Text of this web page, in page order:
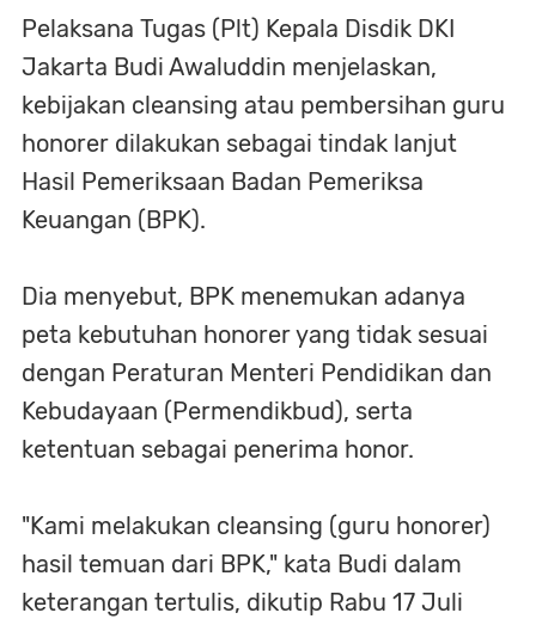
Pelaksana Tugas (Plt) Kepala Disdik DKI
Jakarta Budi Awaluddin menjelaskan,
kebijakan cleansing atau pembersihan guru
honorer dilakukan sebagai tindak lanjut
Hasil Pemeriksaan Badan Pemeriksa
Keuangan (BPK).
Dia menyebut, BPK menemukan adanya
peta kebutuhan honorer yang tidak sesuai
dengan Peraturan Menteri Pendidikan dan
Kebudayaan (Permendikbud), serta
ketentuan sebagai penerima honor.
"Kami melakukan cleansing (guru honorer)
hasil temuan dari BPK," kata Budi dalam
keterangan tertulis, dikutip Rabu 17 Juli